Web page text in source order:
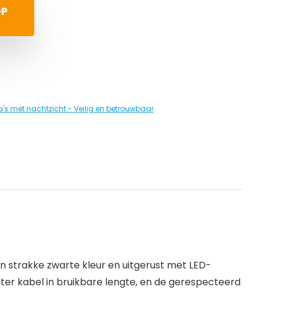
met nachtzicht - Veilig en betrouwbaar
strakke zwarte kleur en uitgerust met LED-
kabel in bruikbare lengte, en de gerespecteerd